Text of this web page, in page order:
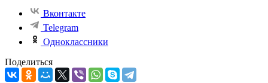
Вконтакте
Telegram
Одноклассники
Поделиться